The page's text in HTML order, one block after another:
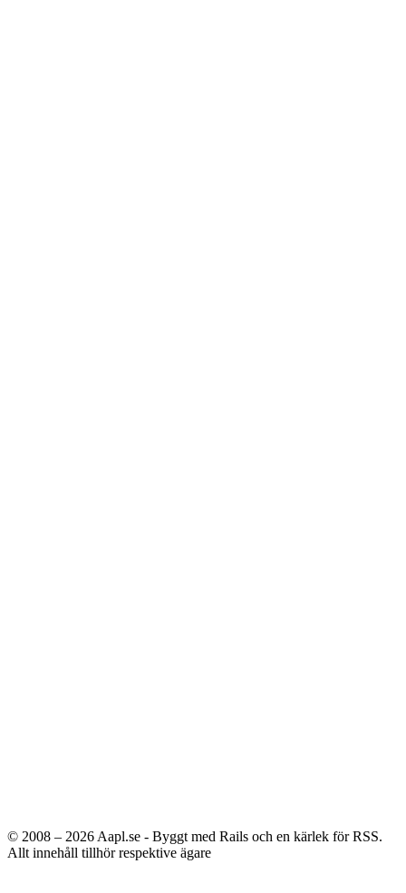
© 2008 – 2026 Aapl.se - Byggt med Rails och en kärlek för RSS.
Allt innehåll tillhör respektive ägare